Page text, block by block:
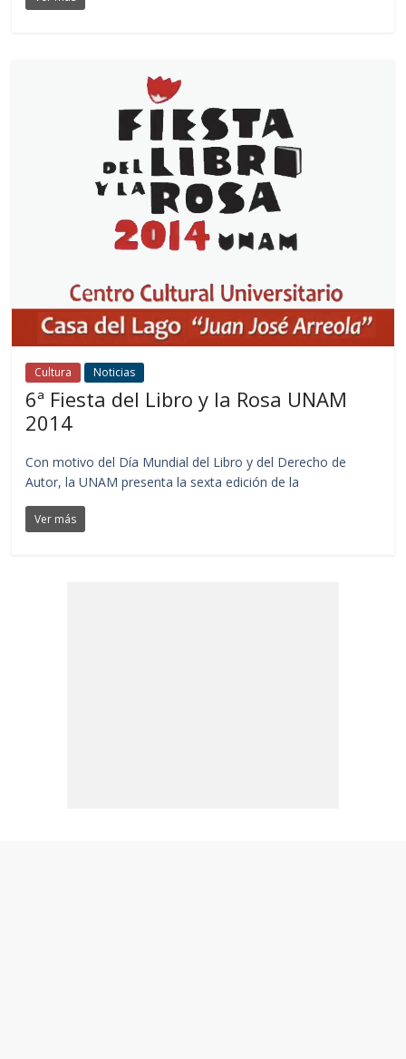
Cultura Noticias
6ª Fiesta del Libro y la Rosa UNAM
2014
Con motivo del Día Mundial del Libro y del Derecho de
Autor, la UNAM presenta la sexta edición de la
Ver más